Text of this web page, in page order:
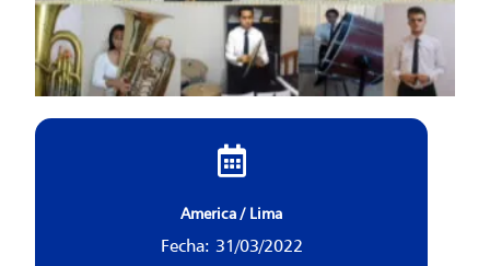
America / Lima
Fecha: 31/03/2022